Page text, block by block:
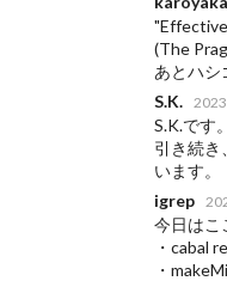
(The
あとハシ
S.K.
S.K.です
引き続き
います。
igrep
今日はこ
・cabal
・